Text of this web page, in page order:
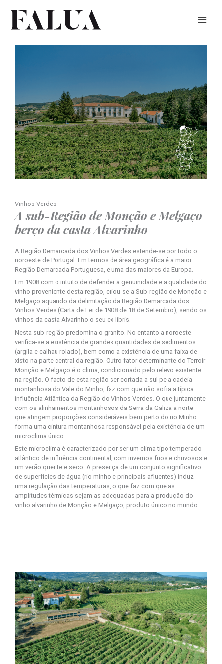
content
Vinhos Verdes
A sub-Região de Monção e Melgaço
berço da casta Alvarinho ​
A Região Demarcada dos Vinhos Verdes estende-se por todo o
noroeste de Portugal. Em termos de área geográfica é a maior
Região Demarcada Portuguesa, e uma das maiores da Europa.
Em 1908 com o intuito de defender a genuinidade e a qualidade do
vinho proveniente desta região, criou-se a Sub-região de Monção e
Melgaço aquando da delimitação da Região Demarcada dos
Vinhos Verdes (Carta de Lei de 1908 de 18 de Setembro), sendo os
vinhos da casta Alvarinho o seu ex-líbris.
Nesta sub-região predomina o granito. No entanto a noroeste
verifica-se a existência de grandes quantidades de sedimentos
(argila e calhau rolado), bem como a existência de uma faixa de
xisto na parte central da região. Outro fator determinante do Terroir
Monção e Melgaço é o clima, condicionado pelo relevo existente
na região. O facto de esta região ser cortada a sul pela cadeia
montanhosa do Vale do Minho, faz com que não sofra a típica
influência Atlântica da Região do Vinhos Verdes. O que juntamente
com os alinhamentos montanhosos da Serra da Galiza a norte –
que atingem proporções consideráveis bem perto do rio Minho –
forma uma cintura montanhosa responsável pela existência de um
microclima único.
Este microclima é caracterizado por ser um clima tipo temperado
atlântico de influência continental, com invernos frios e chuvosos e
um verão quente e seco. A presença de um conjunto significativo
de superfícies de água (rio minho e principais afluentes) induz
uma regulação das temperaturas, o que faz com que as
amplitudes térmicas sejam as adequadas para a produção do
vinho alvarinho de Monção e Melgaço, produto único no mundo.